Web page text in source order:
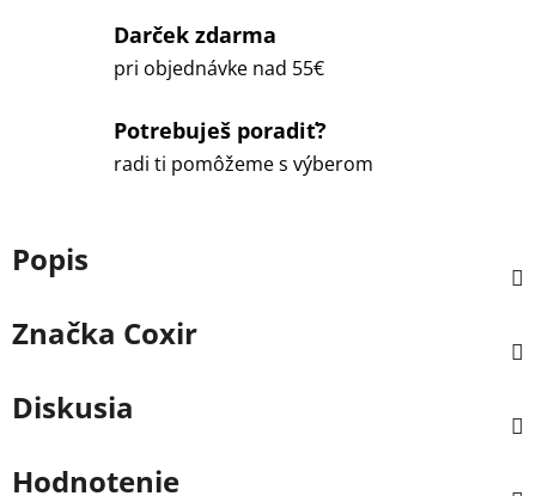
Darček zdarma
pri objednávke nad 55€
Potrebuješ poradiť?
radi ti pomôžeme s výberom
Popis
Značka Coxir
Diskusia
Hodnotenie